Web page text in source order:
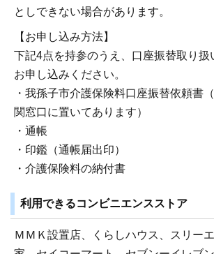
としできない場合があります。
【お申し込み方法】
下記4点を持参のうえ、口座振替取り扱
お申し込みください。
・我孫子市介護保険料口座振替依頼書
関窓口に置いてあります）
・通帳
・印鑑（通帳届出印）
・介護保険料の納付書
利用できるコンビニエンスストア
ＭＭＫ設置店、くらしハウス、スリー